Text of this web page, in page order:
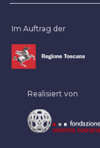
Im Auftrag der
Realisiert von